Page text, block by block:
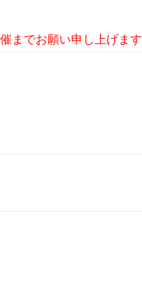
までお願い申し上げます